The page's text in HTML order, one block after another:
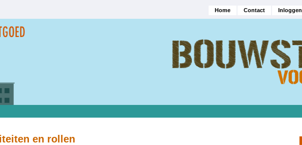
Hoofdnavigatie
Home Contact Inloggen
en rollen